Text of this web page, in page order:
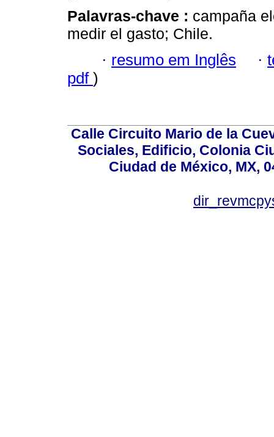
Palavras-chave : campaña
medir el gasto; Chile.
· resumo em Inglês ·
pdf )
Calle Circuito Mario de la
Sociales, Edificio, Colonia
Ciudad de México, MX,